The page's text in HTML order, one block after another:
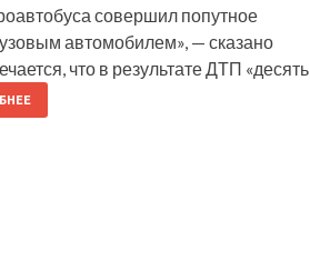
совершил попутное
автомобилем», — сказано
что в результате ДТП «десять